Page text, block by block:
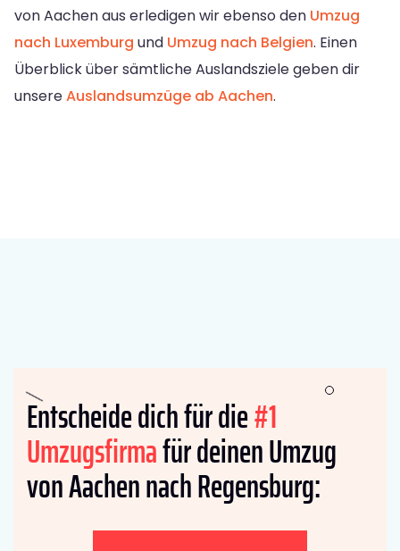
von Aachen aus erledigen wir ebenso den Umzug
nach Luxemburg und Umzug nach Belgien. Einen
Überblick über sämtliche Auslandsziele geben dir
unsereAuslandsumzüge ab Aachen.
Entscheide dich für die#1
Umzugsfirmafür deinen Umzug
von Aachen nach Regensburg: